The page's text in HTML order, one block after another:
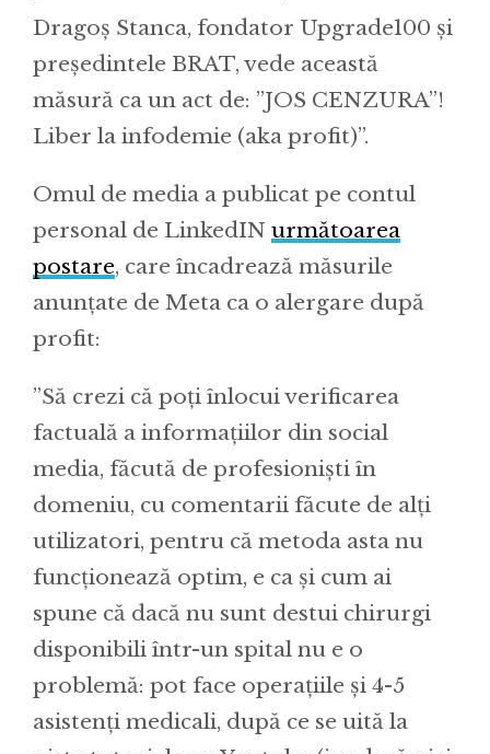
Dragoș Stanca, fondator Upgrade100 și
președintele BRAT, vede această
măsură ca un act de: ”JOS CENZURA”!
Liber la infodemie (aka profit)”.
Omul de media a publicat pe contul
personal de LinkedIN următoarea
postare, care încadrează măsurile
anunțate de Meta ca o alergare după
profit:
”Să crezi că poți înlocui verificarea
factuală a informațiilor din social
media, făcută de profesioniști în
domeniu, cu comentarii făcute de alți
utilizatori, pentru că metoda asta nu
funcționează optim, e ca și cum ai
spune că dacă nu sunt destui chirurgi
disponibili într-un spital nu e o
problemă: pot face operațiile și 4-5
asistenți medicali, după ce se uită la